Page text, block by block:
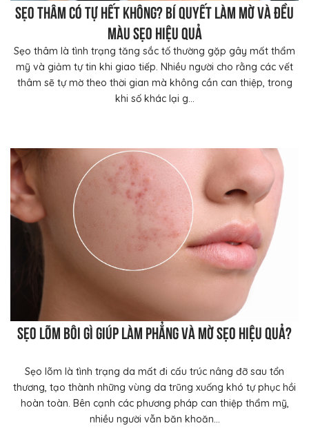
Sẹo thâm có tự hết không? Bí quyết làm mờ và đều
màu sẹo hiệu quả
Sẹo thâm là tình trạng tăng sắc tố thường gặp gây mất thẩm
mỹ và giảm tự tin khi giao tiếp. Nhiều người cho rằng các vết
thâm sẽ tự mờ theo thời gian mà không cần can thiệp, trong
khi số khác lại g...
Sẹo lõm bôi gì giúp làm phẳng và mờ sẹo hiệu quả?
Sẹo lõm là tình trạng da mất đi cấu trúc nâng đỡ sau tổn
thương, tạo thành những vùng da trũng xuống khó tự phục hồi
hoàn toàn. Bên cạnh các phương pháp can thiệp thẩm mỹ,
nhiều người vẫn băn khoăn...